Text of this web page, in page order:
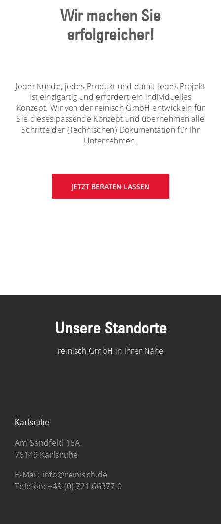
Wir machen Sie
erfolgreicher!
Jeder Kunde, jedes Produkt und damit jedes Projekt
ist einzigartig und erfordert ein individuelles
Konzept. Wir von der reinisch GmbH entwickeln für
Sie dieses passende Konzept und übernehmen alle
Schritte der (Technischen) Dokumentation für Ihr
Unternehmen.
JETZT BERATEN LASSEN
Unsere Standorte
reinisch GmbH in Ihrer Nähe
Karlsruhe
Am Sandfeld 15A
76149 Karlsruhe
E-Mail: info@reinisch.de
Telefon: +49 (0) 721 66377-0